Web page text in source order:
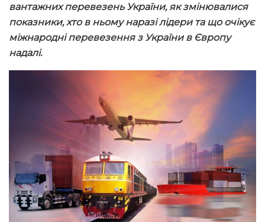
вантажних перевезень України, як змінювалися
показники, хто в ньому наразі лідери та що очікує
міжнародні перевезення з України в Європу
надалі.